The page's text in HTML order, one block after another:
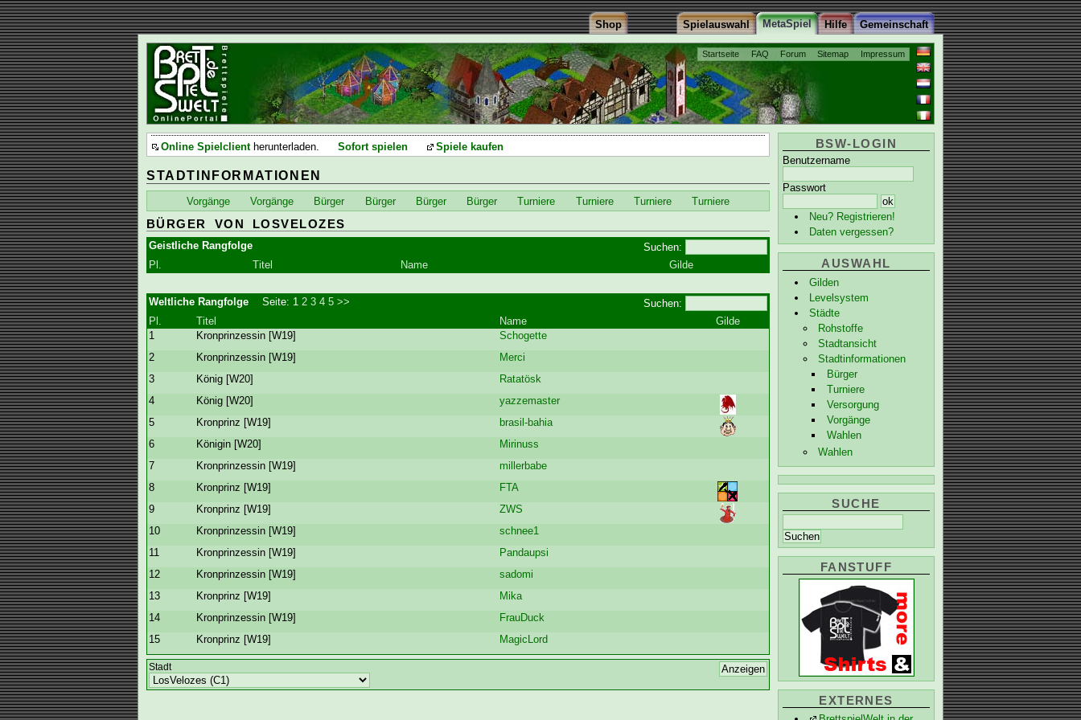
Startseite FAQ Forum Sitemap Impressum
Gemeinschaft
Hilfe
MetaSpiel
Spielauswahl
Shop
BSW-LOGIN
Benutzername
Passwort
Neu? Registrieren!
Daten vergessen?
AUSWAHL
Gilden
Levelsystem
Städte
Rohstoffe
Stadtansicht
Stadtinformationen
Bürger
Turniere
Versorgung
Vorgänge
Wahlen
Wahlen
SUCHE
FANSTUFF
EXTERNES
Online Spielclientherunterladen. Sofort spielen Spiele kaufen
STADTINFORMATIONEN
Vorgänge Vorgänge Bürger Bürger Bürger Bürger Turniere Turniere Turniere Turniere
BÜRGER VON LOSVELOZES
Suchen:
Geistliche Rangfolge
Pl.
Titel Name Gilde
Suchen:
Weltliche Rangfolge Seite: 1 2 3 4 5 >>
Pl.
Titel Name
Gilde
1
Kronprinzessin [W19]
Schogette
2
Kronprinzessin [W19]
Merci
3
König [W20]
Ratatösk
4
König [W20]
yazzemaster
5
Kronprinz [W19]
brasil-bahia
6
Königin [W20]
Mirinuss
7
Kronprinzessin [W19]
millerbabe
8
Kronprinz [W19]
FTA
9
Kronprinz [W19]
ZWS
10
Kronprinzessin [W19]
schnee1
11
Kronprinzessin [W19]
Pandaupsi
12
Kronprinzessin [W19]
sadomi
13
Kronprinz [W19]
Mika
14
Kronprinzessin [W19]
FrauDuck
15
Kronprinz [W19] MagicLord
Stadt